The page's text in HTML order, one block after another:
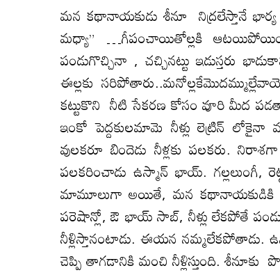
మన కథానాయకుడు శీనూ నిద్రలేస్తానే భార్య
మధ్యా” …గీపంచాయితోల్లకి
పండుగొచ్చినా , చచ్చినట్టు ఇడుస్తరు
ఈల్లకు
కట్టుకొని నీటి సేకరణ కోసం వూరి మీద
ఇంకో పెద్దకులమామె నీళ్లు లెట్రిన్ లోకైనా
వులకరూ బిందెడు నీళ్లకు పలకరు.
పలకరించాడు ఉస్మాన్ భాయ్. గల్లలుంగీ,
మామూలుగా అయితే, మన కథానాయకుడికి
పరెషాన్లో, ఔ భాయ్ సాబ్, నీళ్లు లేకపోతే
నీళ్లిస్తానంటాడు. ఈయన నమ్మలేకపోతాడు.
చెప్పి తాగడానికి మంచి నీళ్లిస్తుంది. శీనూకు